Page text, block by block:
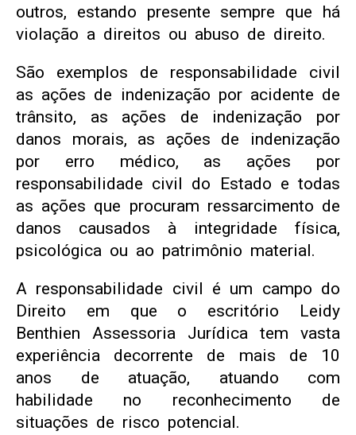
outros, estando presente sempre que há
violação a direitos ou abuso de direito.
São exemplos de responsabilidade civil
as ações de indenização por acidente de
trânsito, as ações de indenização por
danos morais, as ações de indenização
por erro médico, as ações por
responsabilidade civil do Estado e todas
as ações que procuram ressarcimento de
danos causados à integridade física,
psicológica ou ao patrimônio material.
A responsabilidade civil é um campo do
Direito em que o escritório Leidy
Benthien Assessoria Jurídica tem vasta
experiência decorrente de mais de 10
anos de atuação, atuando com
habilidade no reconhecimento de
situações de risco potencial.